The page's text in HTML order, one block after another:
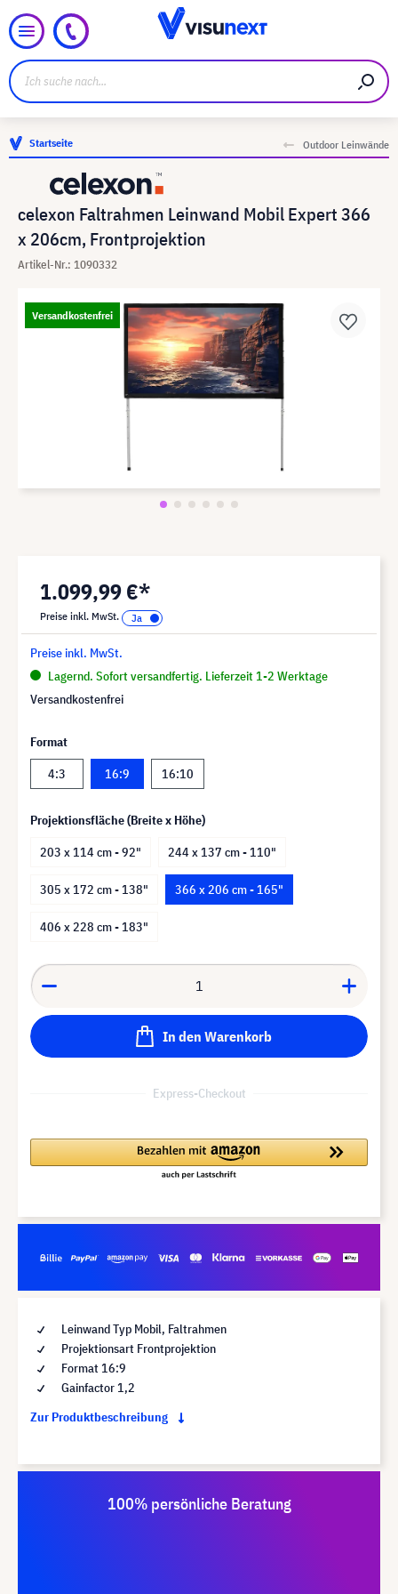
Startseite Outdoor Leinwände
celexon Faltrahmen Leinwand Mobil Expert 366
x 206cm, Frontprojektion
Artikel-Nr.: 1090332
Versandkostenfrei
1.099,99 €*
Preise inkl. MwSt.
Preise inkl. MwSt.
Lagernd. Sofort versandfertig. Lieferzeit 1-2 Werktage
Versandkostenfrei
Format
4:3
16:9 16:10
Projektionsfläche (Breite x Höhe)
203 x 114 cm - 92"
244 x 137 cm - 110"
305 x 172 cm - 138" 366 x 206 cm - 165"
406 x 228 cm - 183"
In den Warenkorb
Express-Checkout
Leinwand Typ Mobil, Faltrahmen
Projektionsart Frontprojektion
Format 16:9
Gainfactor 1,2
Zur Produktbeschreibung
100% persönliche Beratung